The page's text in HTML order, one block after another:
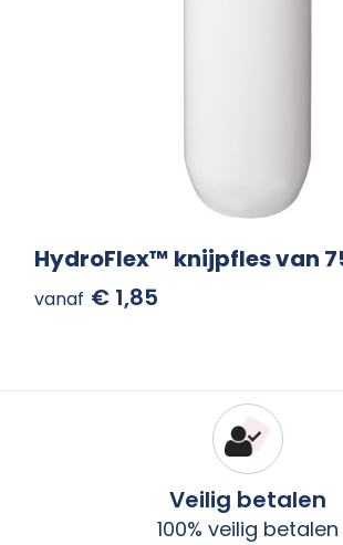
HydroFlex™ knijpfles van
vanaf € 1,85
Veilig betalen
100% veilig betalen